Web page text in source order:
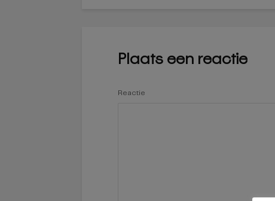
Plaats een reactie
Reactie